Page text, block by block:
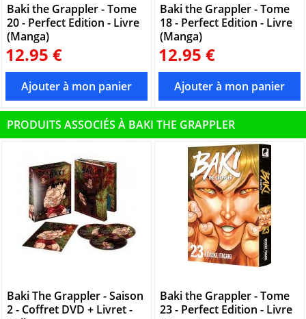
Baki the Grappler - Tome
20 - Perfect Edition - Livre
(Manga)
12.95 €
Baki the Grappler - Tome
18 - Perfect Edition - Livre
(Manga)
12.95 €
PRODUITS ASSOCIÉS À BAKI THE GRAPPLER
Baki The Grappler - Saison
2 - Coffret DVD + Livret -
Baki the Grappler - Tome
23 - Perfect Edition - Livre